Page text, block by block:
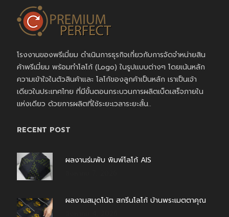
โรงงานของพรีเมี่ยม ดำเนินการธุรกิจเกี่ยวกับการจัดจำหน่ายสิน
ค้าพรีเมี่ยม พร้อมทำโลโก้ (Logo) ในรูปแบบต่างๆ โดยเน้นหลัก
ความเข้าใจในตัวสินค้าและ โลโก้ของลูกค้าเป็นหลัก เราเป็นเจ้า
เดียวในประเทศไทย ที่มีขั้นตอนกระบวนการผลิตเบ็ดเสร็จภายใน
แห่งเดียว ด้วยการผลิตที่ใช้ระยะเวลาระยะสั้น..
RECENT POST
ผลงานร่มพับ พิมพ์โลโก้ AIS
ผลงานสมุดโน้ต สกรีนโลโก้ บ้านพระเมตตาคุณ